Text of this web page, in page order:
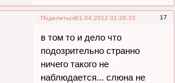
Поделиться 17
01.04.2012 01:26:33
в том то и дело что
подозрительно странно
ничего такого не
наблюдается... слюна не